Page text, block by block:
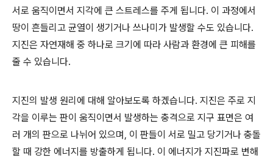
서로 움직이면서 지각에 큰 스트레스를 주게 됩니다. 이 과정에서
땅이 흔들리고 균열이 생기거나 쓰나미가 발생할 수도 있습니다.
지진은 자연재해 중 하나로 크기에 따라 사람과 환경에 큰 피해를
줄 수 있습니다.
지진의 발생 원리에 대해 알아보도록 하겠습니다. 지진은 주로 지
각을 이루는 판이 움직이면서 발생하는 충격으로 지구 표면은 여
러 개의 판으로 나뉘어 있으며, 이 판들이 서로 밀고 당기거나 충돌
할 때 강한 에너지를 방출하게 됩니다. 이 에너지가 지진파로 변해